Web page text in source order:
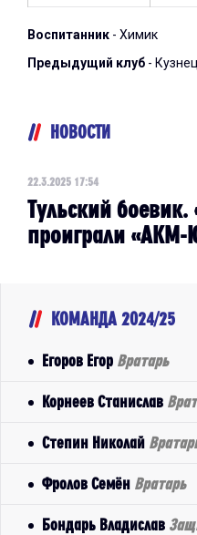
Воспитанник - Химик
Предыдущий клуб -
НОВОСТИ
22.3.2025 17:54
Тульский
проиграли «АКМ-
КОМАНДА 2024/25
Егоров Егор Вратарь
Корнеев Станислав
Степин Николай
Фролов Семён Вратарь
Бондарь Владислав